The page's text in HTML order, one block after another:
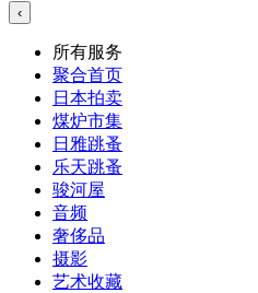
‹
所有服务
聚合首页
日本拍卖
煤炉市集
日雅跳蚤
乐天跳蚤
骏河屋
音频
奢侈品
摄影
艺术收藏